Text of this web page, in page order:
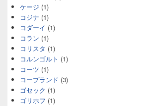
ケージ (1)
コジナ (1)
コダーイ (1)
コラン (1)
コリスタ (1)
コルンゴルト (1)
コーツ (1)
コープランド (3)
ゴセック (1)
ゴリホフ (1)